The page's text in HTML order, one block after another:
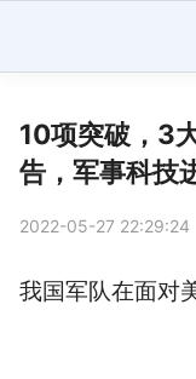
10项突破，3
告，军事科技
2022-05-27 22:29:24
我国军队在面对